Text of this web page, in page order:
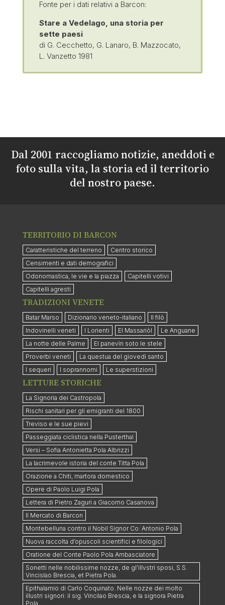
Fonte per i dati relativi a Barcon:
Stare a Vedelago, una storia per
sette paesi
di G. Cecchetto, G. Lanaro, B. Mazzocato,
L. Vanzetto 1981
Dal 2001 raccogliamo notizie, aneddoti e
foto sulla vita, la storia ed il territorio
del nostro paese.
TERRITORIO DI BARCON
Caratteristiche del terreno
Centro storico
Censimenti e dati demografici
Odonomastica, le vie e la piazza
Capitelli votivi
Capitelli agresti
TRADIZIONI VENETE
Batar Marso Dizionario veneto-italiano
Il filò
Indovinelli veneti
I Lorienti El Massariòl
Le Anguane
La notte delle Palme
El panevìn soto le stele
Proverbi veneti
La questua del giovedì santo
I sequeri
I soprannomi Le superstizioni
LETTURE STORICHE
La Signoria dei Castropola
Rischi sanitari per gli emigranti del 1800
Treviso e le sue pievi
Passeggiata ciclistica nella Pusterthal
Versi – Sofia Antonietta Pola Albrizzi
La lacrimevole istoria del conte Titta Pola
Orazione a Chiti, martora domestico
Opere di Paolo Luigi Pola
Lettera di Pietro Zaguri a Giacomo Casanova
Il Mercato di Barcon
Montebelluna contro il Nobil Signor Co: Antonio Pola
Nuova raccolta d’opuscoli scientifici e filologici
Oratione del Conte Paolo Pola Ambasciatore
Sonetti nelle nobilissime nozze, de gl’illvstri sposi, S.S.
Vincislao Brescia, et Pietra Pola.
Epithalamio di Carlo Coquinato. Nelle nozze dei molto
illustri signori: il sig. Vincilao Brescia, e la signora Pietra
Pola